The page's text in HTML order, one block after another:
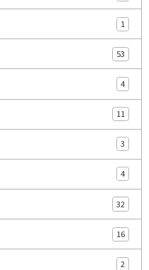
1
53
4
11
3
4
32
16
2